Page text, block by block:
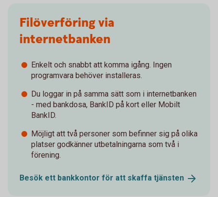
Filöverföring via
internetbanken
Enkelt och snabbt att komma igång. Ingen
programvara behöver installeras.
Du loggar in på samma sätt som i internetbanken
- med bankdosa, BankID på kort eller Mobilt
BankID.
Möjligt att två personer som befinner sig på olika
platser godkänner utbetalningarna som två i
förening.
Besök ett bankkontor för att skaffa tjänsten